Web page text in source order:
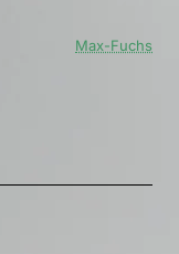
Max-Fuchs